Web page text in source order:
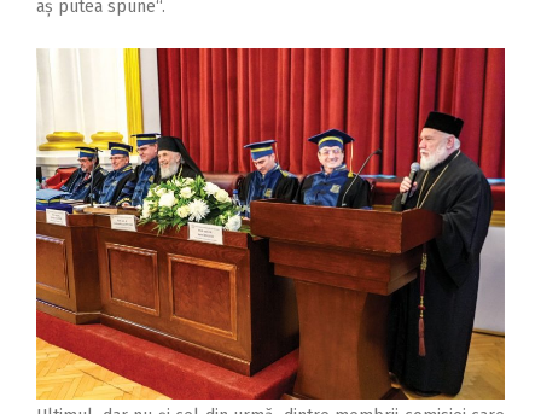
aș putea spune“.